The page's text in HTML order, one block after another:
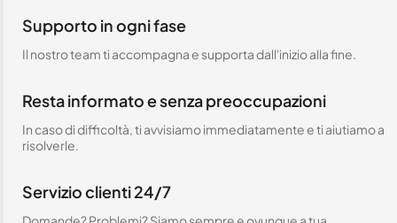
Supporto in ogni fase
Il nostro team ti accompagna e supporta dall'inizio alla fine.
Resta informato e senza preoccupazioni
In caso di difficoltà, ti avvisiamo immediatamente e ti aiutiamo a
risolverle.
Servizio clienti 24/7